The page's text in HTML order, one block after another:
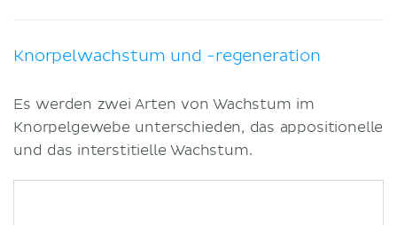
Knorpelwachstum und -regeneration
Es werden zwei Arten von Wachstum im
Knorpelgewebe unterschieden, das appositionelle
und das interstitielle Wachstum.